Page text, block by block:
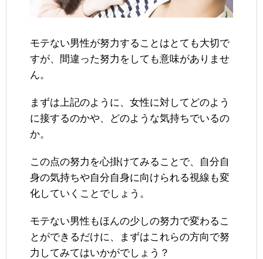
モテない男性が努力することはとても大切で
すが、間違った努力をしても意味がありませ
ん。
まずは上記のように、女性に対してどのよう
に接するのかや、どのような気持ちでいるの
か。
この点の努力を心掛けてみることで、自分自
身の気持ちや自分自身に向けられる視線も変
化していくことでしょう。
モテない男性もほんの少しの努力で変わるこ
とができるだけに、まずはこれらの方向で努
力してみてはいかがでしょう？